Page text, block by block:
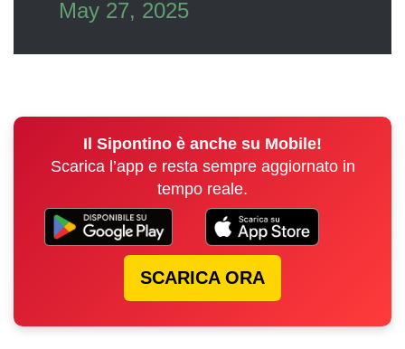
May 27, 2025
Il Sipontino è anche su Mobile!
Scarica l’app e resta sempre aggiornato in
tempo reale.
SCARICA ORA